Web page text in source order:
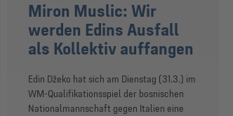
Miron Muslic: Wir
werden Edins Ausfall
als Kollektiv auffangen
Edin Džeko hat sich am Dienstag (31.3.) im
WM-Qualifikationsspiel der bosnischen
Nationalmannschaft gegen Italien eine